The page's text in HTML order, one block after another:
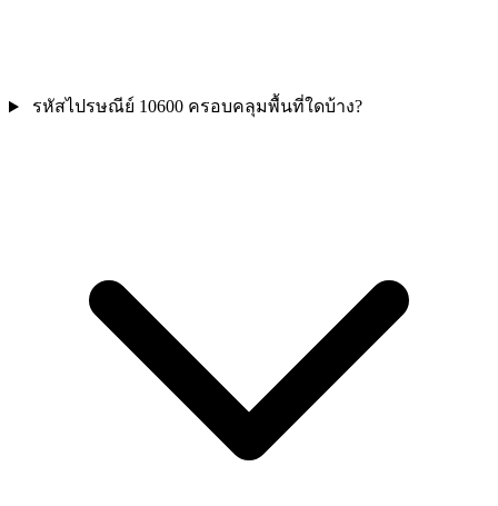
รหัสไปรษณีย์ 10600 ครอบคลุมพื้นที่ใดบ้าง?